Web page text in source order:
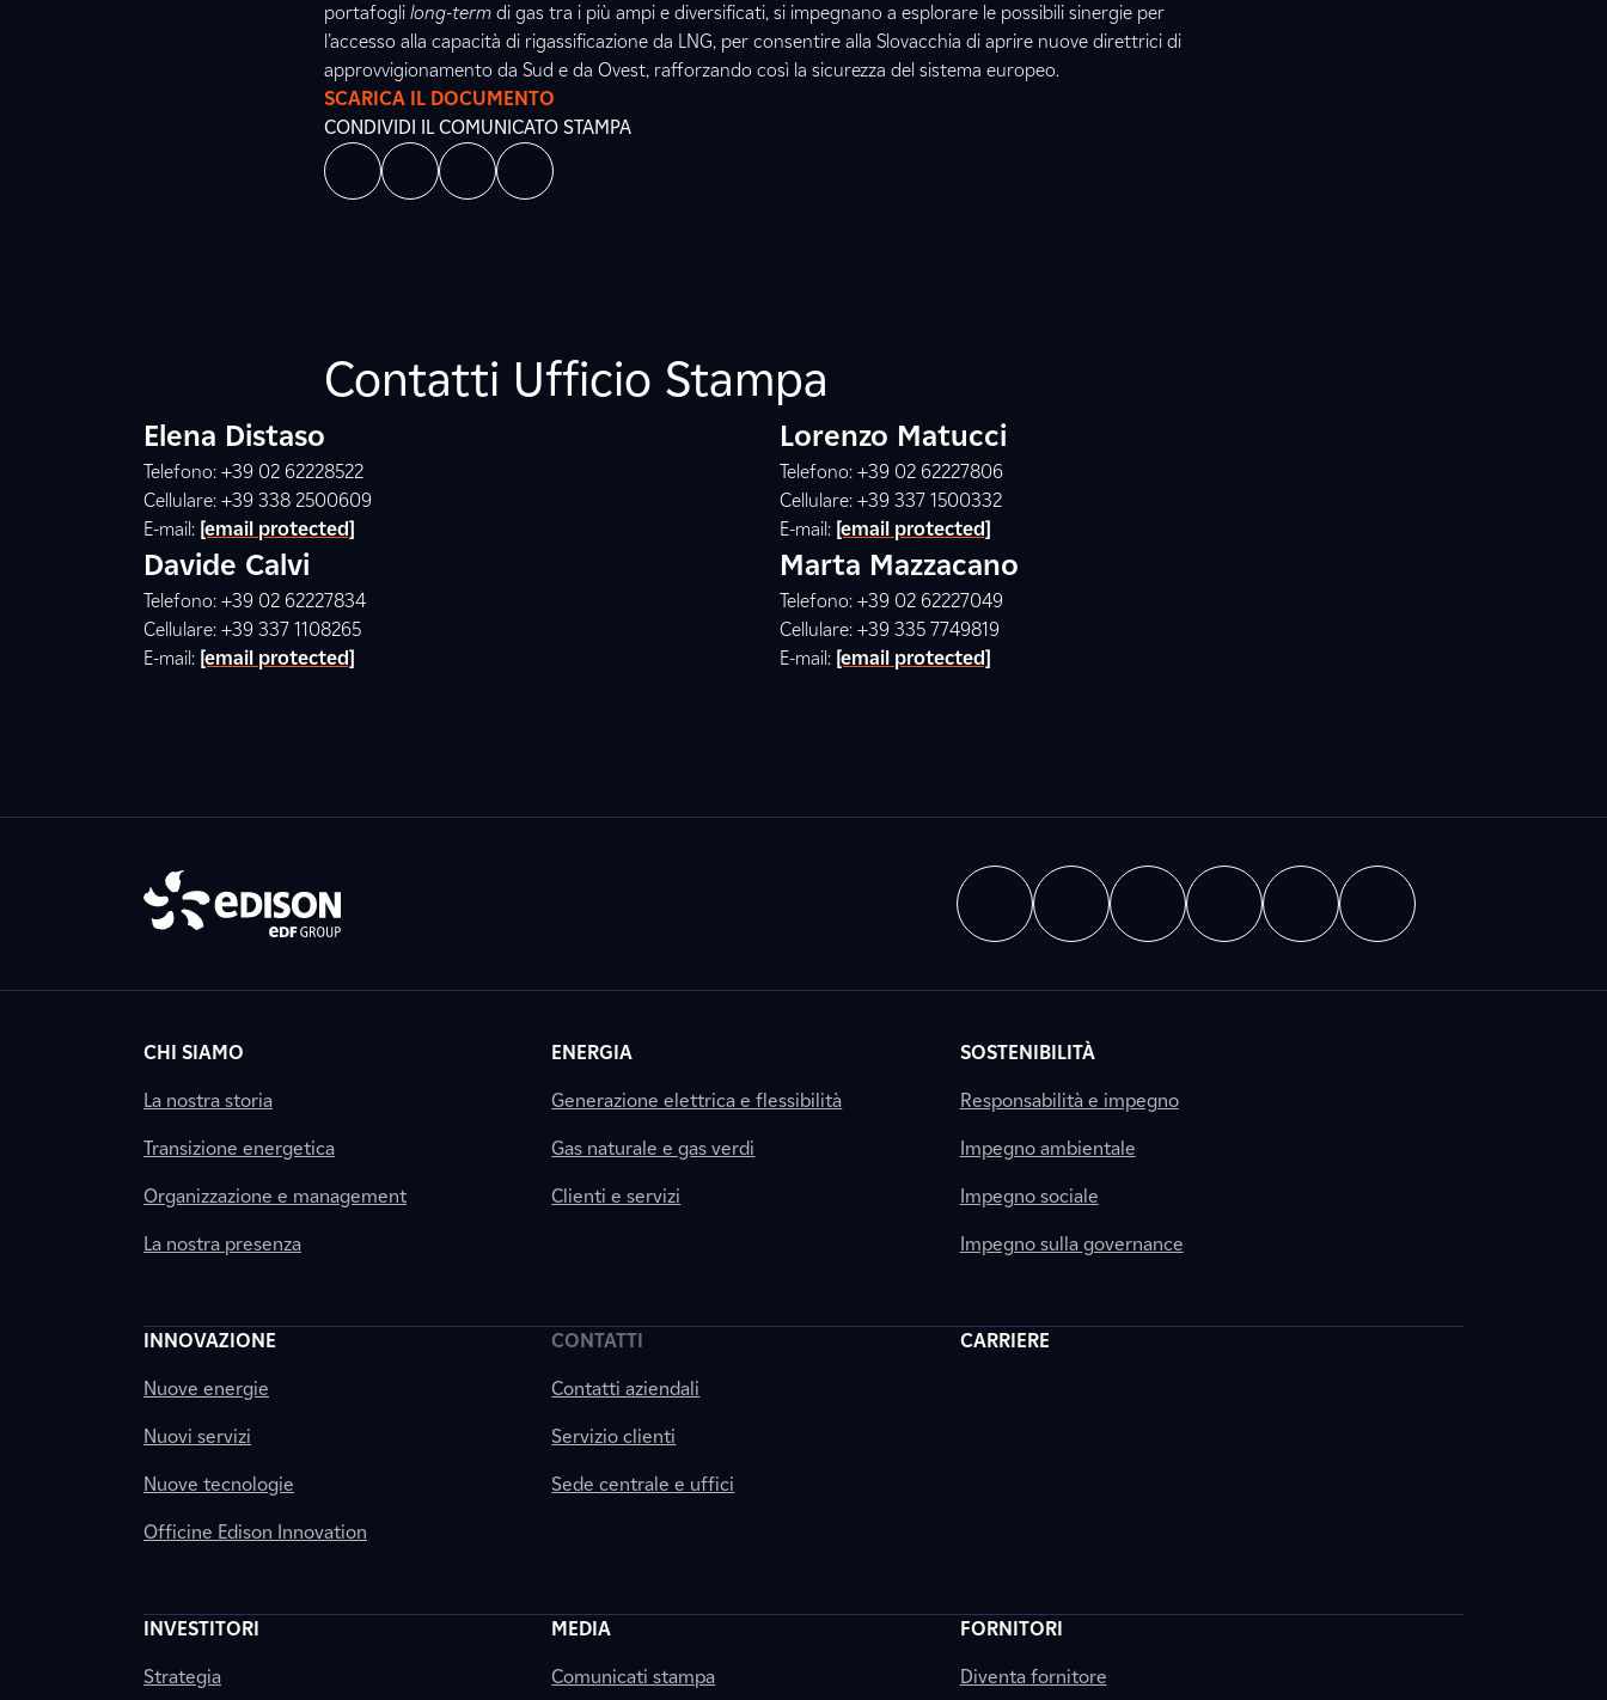
portafogli long-termdi gas tra i più ampi e diversificati, si impegnano a esplorare le possibili sinergie per
l’accesso alla capacità di rigassificazione da LNG, per consentire alla Slovacchia di aprire nuove direttrici di
approvvigionamento da Sud e da Ovest, rafforzando così la sicurezza del sistema europeo.
SCARICA IL DOCUMENTO
CONDIVIDI IL COMUNICATO STAMPA
Contatti Ufficio Stampa
Elena Distaso
Telefono: +39 02 62228522
Cellulare: +39 338 2500609
E-mail: [email protected]
Lorenzo Matucci
Telefono: +39 02 62227806
Cellulare: +39 337 1500332
E-mail: [email protected]
Davide Calvi
Telefono: +39 02 62227834
Cellulare: +39 337 1108265
E-mail: [email protected]
Marta Mazzacano
Telefono: +39 02 62227049
Cellulare: +39 335 7749819
E-mail: [email protected]
CHI SIAMO
La nostra storia
Transizione energetica
Organizzazione e management
La nostra presenza
ENERGIA
Generazione elettrica e flessibilità
Gas naturale e gas verdi
Clienti e servizi
SOSTENIBILITÀ
Responsabilità e impegno
Impegno ambientale
Impegno sociale
Impegno sulla governance
INNOVAZIONE
Nuove energie
Nuovi servizi
Nuove tecnologie
Officine Edison Innovation
CONTATTI
Contatti aziendali
Servizio clienti
Sede centrale e uffici
CARRIERE
INVESTITORI
Strategia
MEDIA
Comunicati stampa
FORNITORI
Diventa fornitore